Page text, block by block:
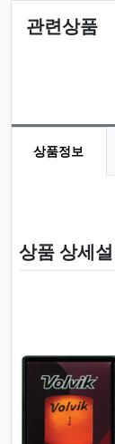
관련상품
상품정보
상품 상세